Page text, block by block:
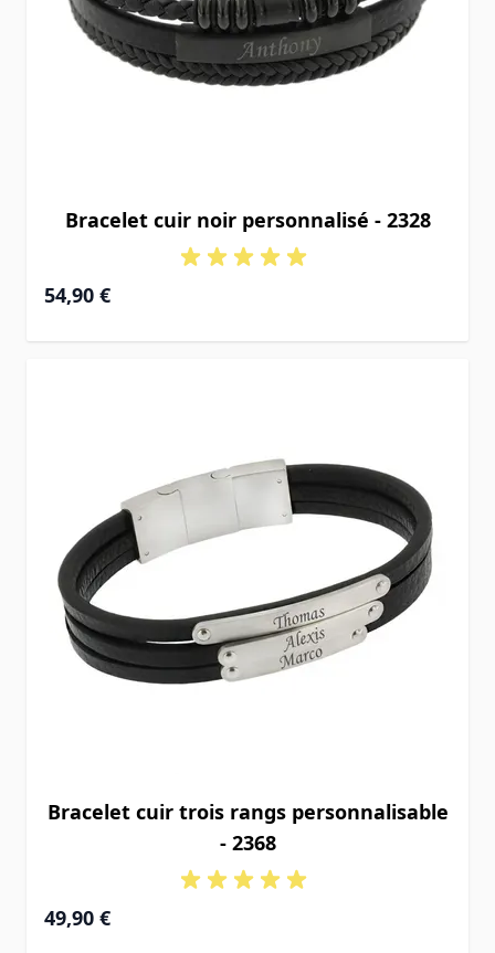
Bracelet cuir noir personnalisé - 2328
54,90 €
Bracelet cuir trois rangs personnalisable
- 2368
49,90 €